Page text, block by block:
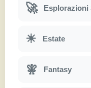
🚀 Esplorazioni
☀ Estate
🧚 Fantasy